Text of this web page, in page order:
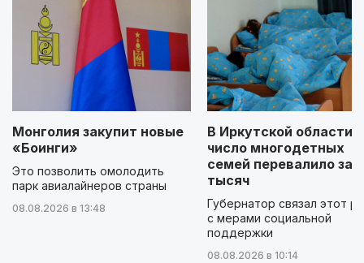
Монголия закупит новые
«Боинги»
Это позволить омолодить
парк авиалайнеров страны
08.08.2026 в 13:48
В Иркутской области
число многодетных
семей перевалило за
тысяч
Губернатор связал этот
с мерами социальной
поддержки
08.08.2026 в 10:14